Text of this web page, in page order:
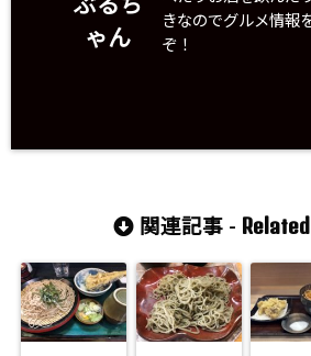
ぶるち
ゃん
きなのでグルメ情報
ぞ！
関連記事 -